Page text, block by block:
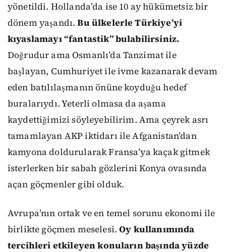
yönetildi. Hollanda’da ise 10 ay hükümetsiz bir
dönem yaşandı.Bu ülkelerle Türkiye’yi
kıyaslamayı “fantastik” bulabilirsiniz.
Doğrudur ama Osmanlı’da Tanzimat ile
başlayan, Cumhuriyet ile ivme kazanarak devam
eden batılılaşmanın önüne koyduğu hedef
buralarıydı. Yeterli olmasa da aşama
kaydettiğimizi söyleyebilirim. Ama çeyrek asrı
tamamlayan AKP iktidarı ile Afganistan’dan
kamyona doldurularak Fransa’ya kaçak gitmek
isterlerken bir sabah gözlerini Konya ovasında
açan göçmenler gibi olduk.
Avrupa’nın ortak ve en temel sorunu ekonomi ile
birlikte göçmen meselesi.Oy kullanımında
tercihleri etkileyen konuların başında yüzde